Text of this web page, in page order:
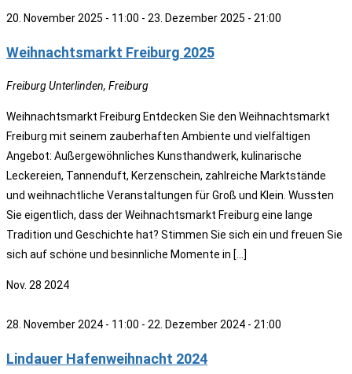
20. November 2025 - 11:00 - 23. Dezember 2025 - 21:00
Weihnachtsmarkt Freiburg 2025
FreiburgUnterlinden, Freiburg
Weihnachtsmarkt Freiburg Entdecken Sie den Weihnachtsmarkt
Freiburg mit seinem zauberhaften Ambiente und vielfältigen
Angebot: Außergewöhnliches Kunsthandwerk, kulinarische
Leckereien, Tannenduft, Kerzenschein, zahlreiche Marktstände
und weihnachtliche Veranstaltungen für Groß und Klein. Wussten
Sie eigentlich, dass der Weihnachtsmarkt Freiburg eine lange
Tradition und Geschichte hat? Stimmen Sie sich ein und freuen Sie
sich auf schöne und besinnliche Momente in […]
Nov. 28 2024
28. November 2024 - 11:00 - 22. Dezember 2024 - 21:00
Lindauer Hafenweihnacht 2024